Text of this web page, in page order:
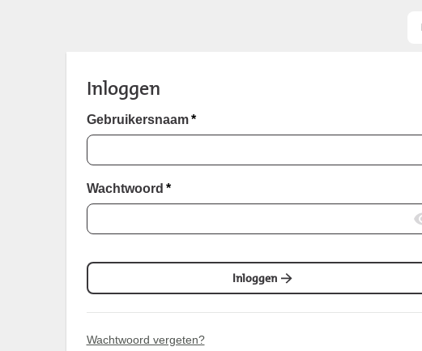
Inloggen
Gebruikersnaam *
Wachtwoord *
Inloggen
Wachtwoord vergeten?